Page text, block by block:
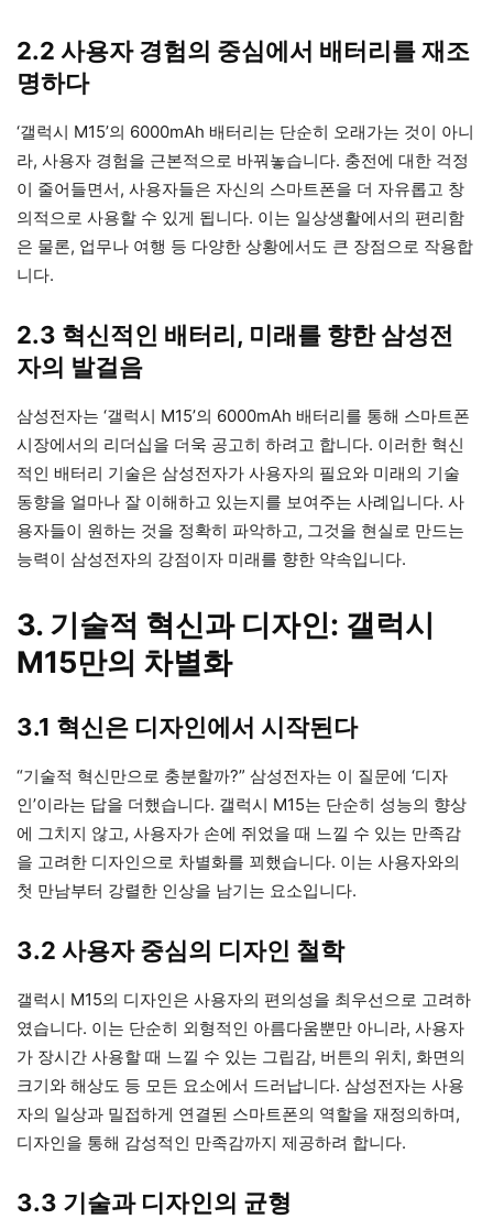
2.2 사용자 경험의 중심에서 배터리를 재조
명하다
‘갤럭시 M15’의 6000mAh 배터리는 단순히 오래가는 것이 아니
라, 사용자 경험을 근본적으로 바꿔놓습니다. 충전에 대한 걱정
이 줄어들면서, 사용자들은 자신의 스마트폰을 더 자유롭고 창
의적으로 사용할 수 있게 됩니다. 이는 일상생활에서의 편리함
은 물론, 업무나 여행 등 다양한 상황에서도 큰 장점으로 작용합
니다.
2.3 혁신적인 배터리, 미래를 향한 삼성전
자의 발걸음
삼성전자는 ‘갤럭시 M15’의 6000mAh 배터리를 통해 스마트폰
시장에서의 리더십을 더욱 공고히 하려고 합니다. 이러한 혁신
적인 배터리 기술은 삼성전자가 사용자의 필요와 미래의 기술
동향을 얼마나 잘 이해하고 있는지를 보여주는 사례입니다. 사
용자들이 원하는 것을 정확히 파악하고, 그것을 현실로 만드는
능력이 삼성전자의 강점이자 미래를 향한 약속입니다.
3. 기술적 혁신과 디자인: 갤럭시
M15만의 차별화
3.1 혁신은 디자인에서 시작된다
“기술적 혁신만으로 충분할까?” 삼성전자는 이 질문에 ‘디자
인’이라는 답을 더했습니다. 갤럭시 M15는 단순히 성능의 향상
에 그치지 않고, 사용자가 손에 쥐었을 때 느낄 수 있는 만족감
을 고려한 디자인으로 차별화를 꾀했습니다. 이는 사용자와의
첫 만남부터 강렬한 인상을 남기는 요소입니다.
3.2 사용자 중심의 디자인 철학
갤럭시 M15의 디자인은 사용자의 편의성을 최우선으로 고려하
였습니다. 이는 단순히 외형적인 아름다움뿐만 아니라, 사용자
가 장시간 사용할 때 느낄 수 있는 그립감, 버튼의 위치, 화면의
크기와 해상도 등 모든 요소에서 드러납니다. 삼성전자는 사용
자의 일상과 밀접하게 연결된 스마트폰의 역할을 재정의하며,
디자인을 통해 감성적인 만족감까지 제공하려 합니다.
3.3 기술과 디자인의 균형